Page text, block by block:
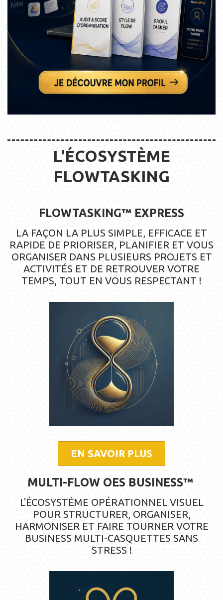
L'ÉCOSYSTÈME
FLOWTASKING
FLOWTASKING™ EXPRESS
LA FAÇON LA PLUS SIMPLE, EFFICACE ET
RAPIDE DE PRIORISER, PLANIFIER ET VOUS
ORGANISER DANS PLUSIEURS PROJETS ET
ACTIVITÉS ET DE RETROUVER VOTRE
TEMPS, TOUT EN VOUS RESPECTANT !
EN SAVOIR PLUS
MULTI-FLOW OES BUSINESS™
L'ÉCOSYSTÈME OPÉRATIONNEL VISUEL
POUR STRUCTURER, ORGANISER,
HARMONISER ET FAIRE TOURNER VOTRE
BUSINESS MULTI-CASQUETTES SANS
STRESS !